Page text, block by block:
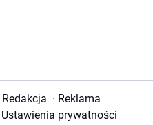
Redakcja · Reklama
Ustawienia prywatności